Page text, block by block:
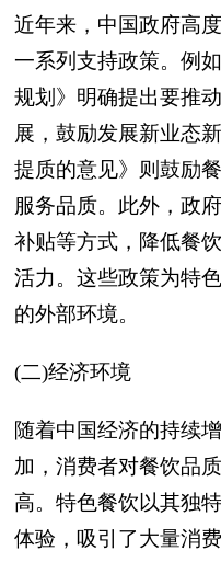
近年来，中国政府高
一系列支持政策。例
规划》明确提出要推
展，鼓励发展新业态
提质的意见》则鼓励
服务品质。此外，政
补贴等方式，降低餐
活力。这些政策为特
的外部环境。
(二)经济环境
随着中国经济的持续
加，消费者对餐饮品
高。特色餐饮以其独
体验，吸引了大量消